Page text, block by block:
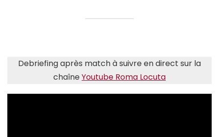
Debriefing après match à suivre en direct sur la
chaîne Youtube Roma Locuta